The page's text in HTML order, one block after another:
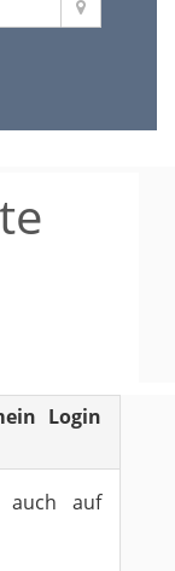
Login
auch auf